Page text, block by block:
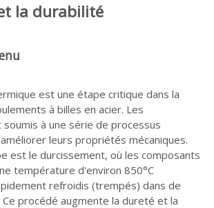
la durabilité
est une étape critique dans la
à billes en acier. Les
à une série de processus
leurs propriétés mécaniques.
est le durcissement, où les composants
température d'environ 850°C
refroidis (trempés) dans de
Ce procédé augmente la dureté et la